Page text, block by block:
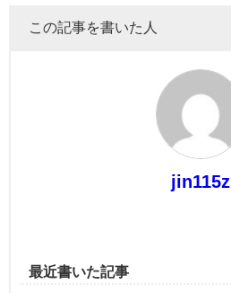
この記事を書いた人
jin115z
最近書いた記事